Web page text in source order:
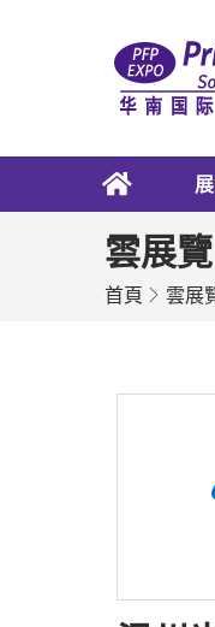
雲展覽
首頁 雲展